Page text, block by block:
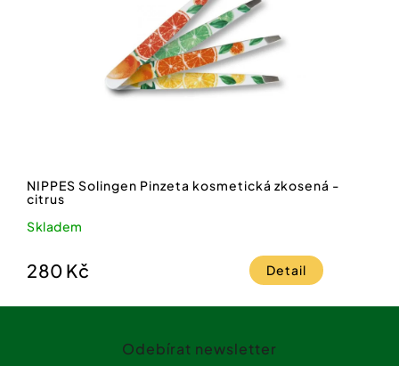
NIPPES Solingen Pinzeta kosmetická zkosená -
citrus
Skladem
280 Kč Detail
Odebírat newsletter